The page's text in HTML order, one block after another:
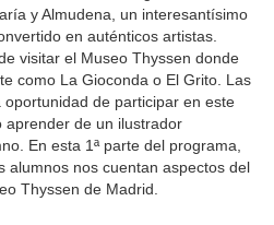
y Almudena, un interesantísimo
en auténticos artistas.
visitar el Museo Thyssen donde
como La Gioconda o El Grito. Las
de participar en este
aprender de un ilustrador
En esta 1ª parte del programa,
alumnos nos cuentan aspectos del
Thyssen de Madrid.